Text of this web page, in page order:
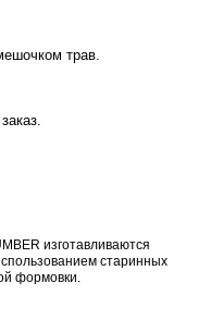
трав.
изготавливаются
старинных
формовки.